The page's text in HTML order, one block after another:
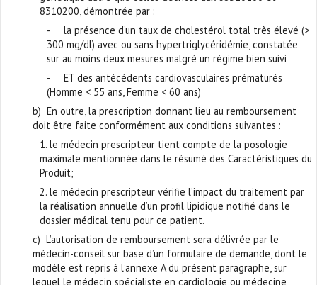
8310200, démontrée par :
- la présence d’un taux de cholestérol total très élevé (>
300 mg/dl) avec ou sans hypertriglycéridémie, constatée
sur au moins deux mesures malgré un régime bien suivi
- ET des antécédents cardiovasculaires prématurés
(Homme < 55 ans, Femme < 60 ans)
b) En outre, la prescription donnant lieu au remboursement
doit être faite conformément aux conditions suivantes :
1. le médecin prescripteur tient compte de la posologie
maximale mentionnée dans le résumé des Caractéristiques du
Produit;
2. le médecin prescripteur vérifie l’impact du traitement par
la réalisation annuelle d’un profil lipidique notifié dans le
dossier médical tenu pour ce patient.
c) L’autorisation de remboursement sera délivrée par le
médecin-conseil sur base d’un formulaire de demande, dont le
modèle est repris à l’annexe A du présent paragraphe, sur
lequel le médecin spécialiste en cardiologie ou médecine